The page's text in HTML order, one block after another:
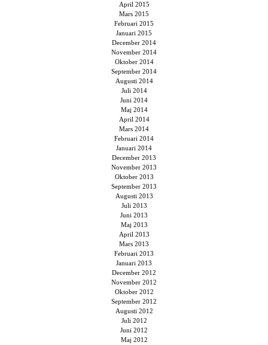
April 2015
Mars 2015
Februari 2015
Januari 2015
December 2014
November 2014
Oktober 2014
September 2014
Augusti 2014
Juli 2014
Juni 2014
Maj 2014
April 2014
Mars 2014
Februari 2014
Januari 2014
December 2013
November 2013
Oktober 2013
September 2013
Augusti 2013
Juli 2013
Juni 2013
Maj 2013
April 2013
Mars 2013
Februari 2013
Januari 2013
December 2012
November 2012
Oktober 2012
September 2012
Augusti 2012
Juli 2012
Juni 2012
Maj 2012